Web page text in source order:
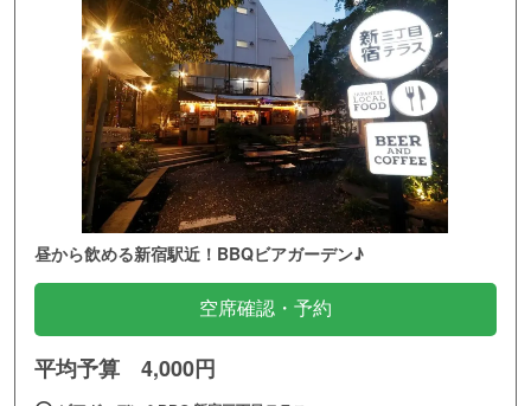
昼から飲める新宿駅近！BBQビアガーデン♪
空席確認・予約
平均予算 4,000円